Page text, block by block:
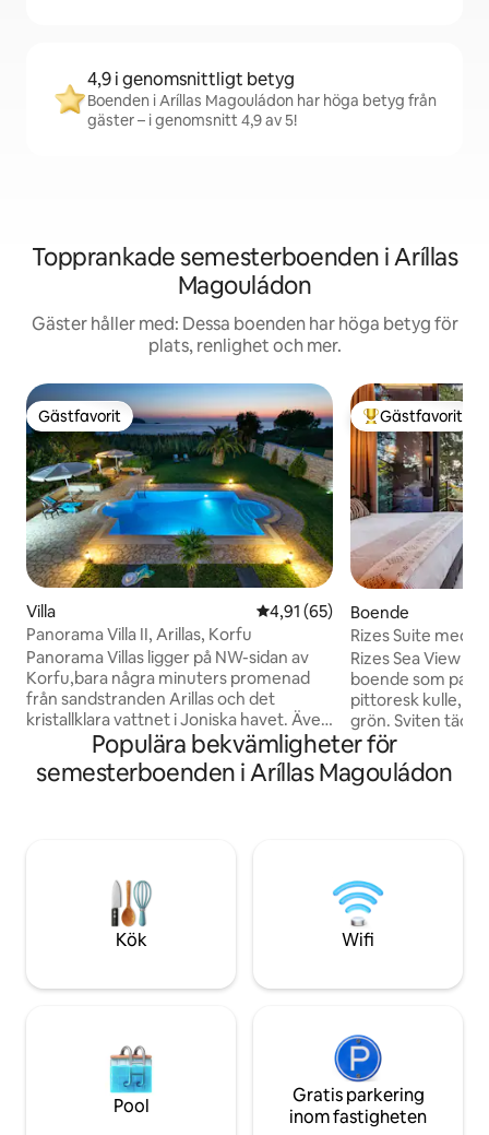
4,9 i genomsnittligt betyg
Boenden i Aríllas Magouládon har höga betyg från
gäster – i genomsnitt 4,9 av 5!
Topprankade semesterboenden i Aríllas
Magouládon
Gäster håller med: Dessa boenden har höga betyg för
plats, renlighet och mer.
Gästfavorit
Gästfavorit
Villa 4,91 av 5 i genomsnittligt
4,91 (65)
Panorama Villa II, Arillas, Korfu
Panorama Villas ligger på NW-sidan av
Korfu,bara några minuters promenad
från sandstranden Arillas och det
kristallklara vattnet i Joniska havet. Även
om det är tyst och fridfullt finns det
båtaktiviteter och bekvämligheter inom
några minuters promenad, så en bil är
avnjutas från den rymliga terrassen,
vilket sätter en av de mest natursköna
solnedgångarna i Grekland.
Populär
Gästfavorit
Boende
Rizes Suite med
Rizes Sea View
boende som
pittoresk kulle,
grön. Sviten täcker 38 kvm och det ger
dig utsökt
modern design.
oförglömliga
minnen.
Populära bekvämligheter för
semesterboenden i Aríllas Magouládon
Kök Wifi
Pool
Gratis parkering
inom fastigheten